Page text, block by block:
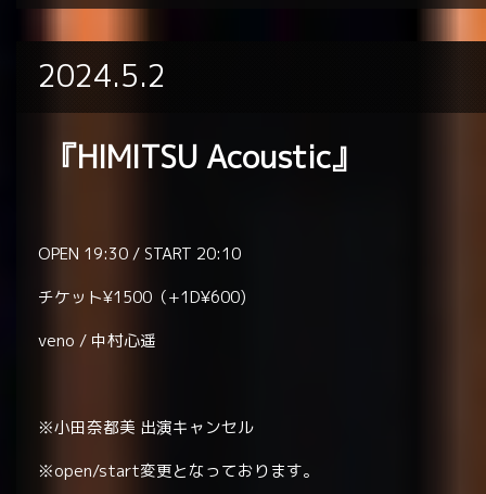
2024.5.2
『HIMITSU Acoustic』
OPEN 19:30 / START 20:10
チケット¥1500（+1D¥600)
veno / 中村心遥
※小田奈都美 出演キャンセル
※open/start変更となっております。